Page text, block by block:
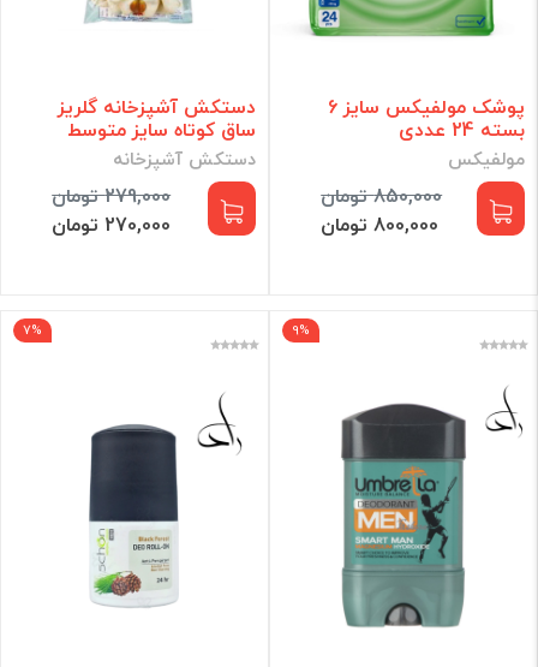
پوشک مولفیکس سایز 6
بسته 24 عددی
مولفیکس
850,000 تومان
800,000 تومان
دستکش آشپزخانه گلریز
ساق کوتاه سایز متوسط
دستکش آشپزخانه
279,000 تومان
270,000 تومان
9%
7%